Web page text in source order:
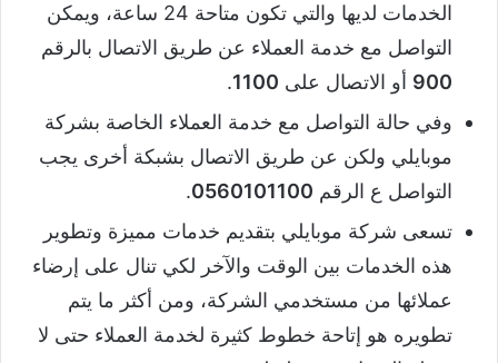
الخدمات لديها والتي تكون متاحة 24 ساعة، ويمكن
التواصل مع خدمة العملاء عن طريق الاتصال بالرقم
900 أو الاتصال على 1100
.
وفي حالة التواصل مع خدمة العملاء الخاصة بشركة
موبايلي ولكن عن طريق الاتصال بشبكة أخرى يجب
التواصل ع الرقم 0560101100
.
تسعى شركة موبايلي بتقديم خدمات مميزة وتطوير
هذه الخدمات بين الوقت والآخر لكي تنال على إرضاء
عملائها من مستخدمي الشركة، ومن أكثر ما يتم
تطويره هو إتاحة خطوط كثيرة لخدمة العملاء حتى لا